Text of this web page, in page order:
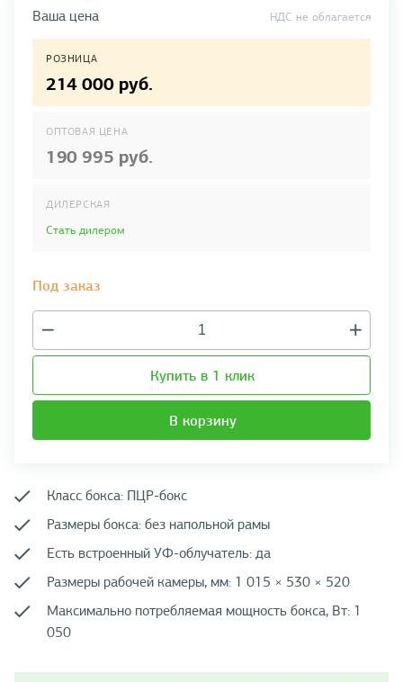
Ваша цена НДС не облагается
РОЗНИЦА
214 000 руб.
ОПТОВАЯ ЦЕНА
190 995 руб.
ДИЛЕРСКАЯ
Стать дилером
Под заказ
Купить в 1 клик
В корзину
Класс бокса: ПЦР-бокс
Размеры бокса: без напольной рамы
Есть встроенный УФ-облучатель: да
Размеры рабочей камеры, мм: 1 015 × 530 × 520
Максимально потребляемая мощность бокса, Вт: 1
050